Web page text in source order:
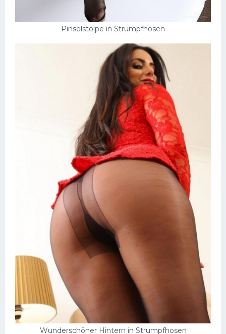
Pinselstolpe in Strumpfhosen
Wunderschöner Hintern in Strumpfhosen